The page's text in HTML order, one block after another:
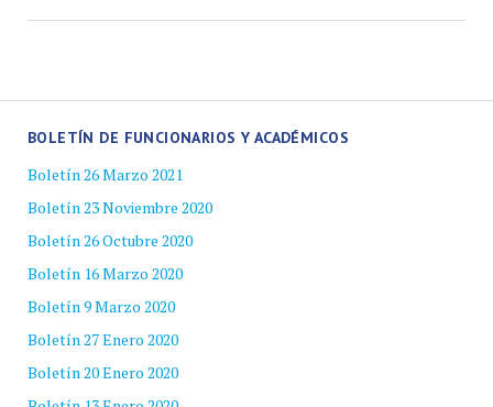
BOLETÍN DE FUNCIONARIOS Y ACADÉMICOS
Boletín 26 Marzo 2021
Boletín 23 Noviembre 2020
Boletín 26 Octubre 2020
Boletín 16 Marzo 2020
Boletín 9 Marzo 2020
Boletín 27 Enero 2020
Boletín 20 Enero 2020